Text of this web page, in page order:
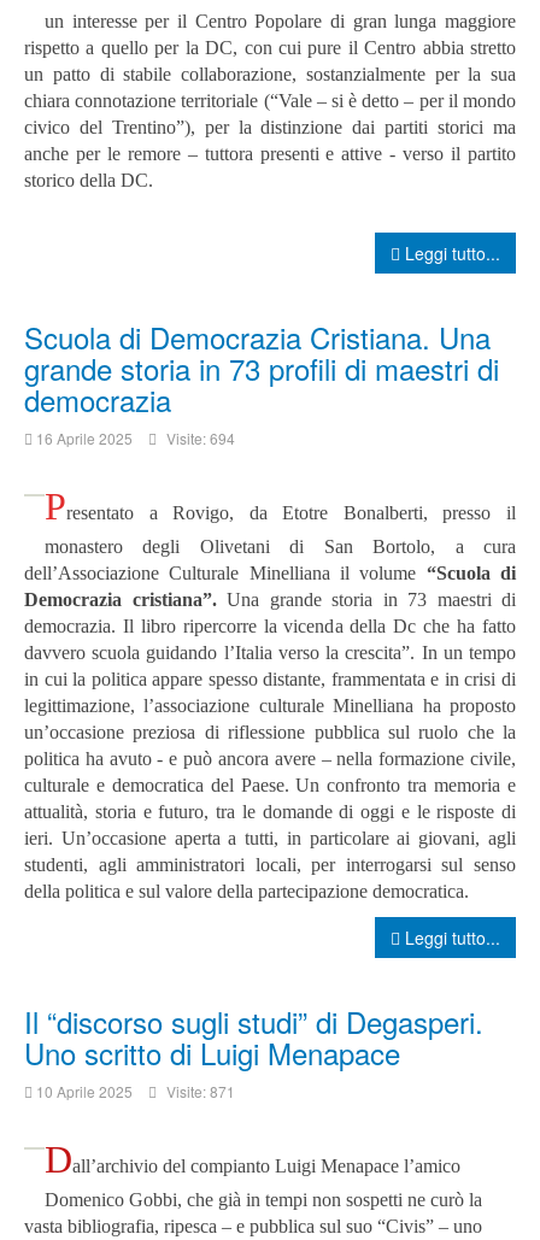
un interesse per il Centro Popolare di gran lunga maggiore
rispetto a quello per la DC, con cui pure il Centro abbia stretto
un patto di stabile collaborazione, sostanzialmente per la sua
chiara connotazione territoriale (“Vale – si è detto – per il mondo
civico del Trentino”), per la distinzione dai partiti storici ma
anche per le remore – tuttora presenti e attive - verso il partito
storico della DC.
Leggi tutto...
Scuola di Democrazia Cristiana. Una
grande storia in 73 profili di maestri di
democrazia
16 Aprile 2025 Visite: 694
Presentato a Rovigo, da Etotre Bonalberti, presso il
monastero degli Olivetani di San Bortolo, a cura
dell’Associazione Culturale Minelliana il volume “Scuola di
Democrazia cristiana”.Una grande storia in 73 maestri di
democrazia. Il libro ripercorre la vicenda della Dc che ha fatto
davvero scuola guidando l’Italia verso la crescita”. In un tempo
in cui la politica appare spesso distante, frammentata e in crisi di
legittimazione, l’associazione culturale Minelliana ha proposto
un’occasione preziosa di riflessione pubblica sul ruolo che la
politica ha avuto - e può ancora avere – nella formazione civile,
culturale e democratica del Paese. Unconfronto tra memoria e
attualità, storia e futuro, tra le domande di oggi e le risposte di
ieri. Un’occasione aperta a tutti, in particolare ai giovani, agli
studenti, agli amministratori locali, per interrogarsi sul senso
della politica e sul valore della partecipazione democratica.
Leggi tutto...
Il “discorso sugli studi” di Degasperi.
Uno scritto di Luigi Menapace
10 Aprile 2025 Visite: 871
Dall’archivio del compianto Luigi Menapace l’amico
Domenico Gobbi, che già in tempi non sospetti ne curò la
vasta bibliografia, ripesca – e pubblica sul suo “Civis” – uno